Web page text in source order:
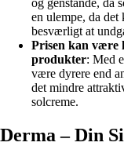
og genstande, da
en ulempe, da
besværligt at
Prisen kan være
produkter: Med
være dyrere end
det mindre
solcreme.
Derma – Din